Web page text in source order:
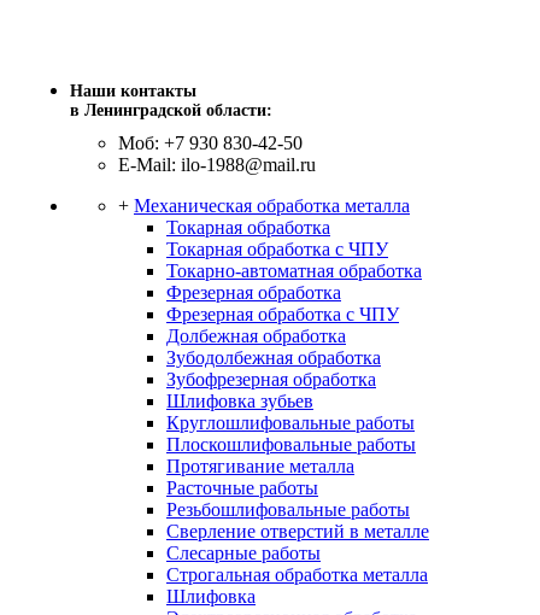
Наши контакты
в Ленинградской области:
Моб: +7 930 830-42-50
E-Mail: ilo-1988@mail.ru
+ Механическая обработка металла
Токарная обработка
Токарная обработка с ЧПУ
Токарно-автоматная обработка
Фрезерная обработка
Фрезерная обработка c ЧПУ
Долбежная обработка
Зубодолбежная обработка
Зубофрезерная обработка
Шлифовка зубьев
Круглошлифовальные работы
Плоскошлифовальные работы
Протягивание металла
Расточные работы
Резьбошлифовальные работы
Сверление отверстий в металле
Слесарные работы
Строгальная обработка металла
Шлифовка